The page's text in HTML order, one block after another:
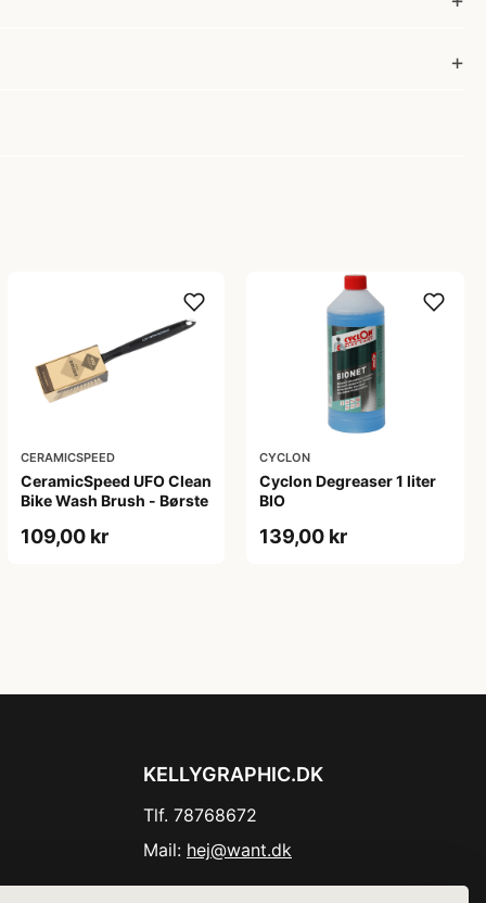
CERAMICSPEED
CeramicSpeed UFO Clean
Bike Wash Brush - Børste
109,00 kr
CYCLON
Cyclon Degreaser 1 liter
BIO
139,00 kr
KELLYGRAPHIC.DK
Tlf. 78768672
Mail: hej@want.dk